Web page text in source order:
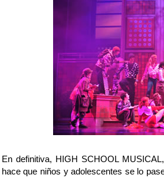
En definitiva, HIGH SCHOOL
hace que niños y adolescentes se lo